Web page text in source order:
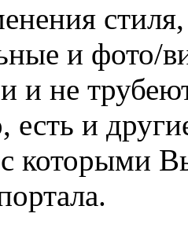
и фото/
и не
есть и
которыми